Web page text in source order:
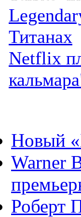
Титанах
Netflix
Новый
Warner
Роберт